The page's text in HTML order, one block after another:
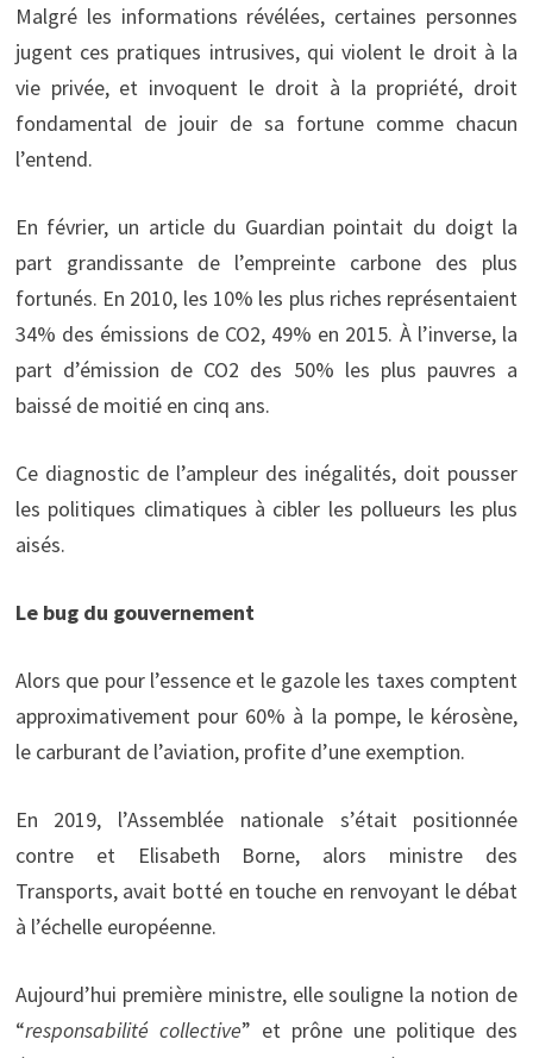
Malgré les informations révélées, certaines personnes
jugent ces pratiques intrusives, qui violent le droit à la
vie privée, et invoquent le droit à la propriété, droit
fondamental de jouir de sa fortune comme chacun
l’entend.
En février, un article du Guardian pointait du doigt la
part grandissante de l’empreinte carbone des plus
fortunés. En 2010, les 10% les plus riches représentaient
34% des émissions de CO2, 49% en 2015. À l’inverse, la
part d’émission de CO2 des 50% les plus pauvres a
baissé de moitié en cinq ans.
Ce diagnostic de l’ampleur des inégalités, doit pousser
les politiques climatiques à cibler les pollueurs les plus
aisés.
Le bug du gouvernement
Alors que pour l’essence et le gazole les taxes comptent
approximativement pour 60% à la pompe, le kérosène,
le carburant de l’aviation, profite d’une exemption.
En 2019, l’Assemblée nationale s’était positionnée
contre et Elisabeth Borne, alors ministre des
Transports, avait botté en touche en renvoyant le débat
à l’échelle européenne.
Aujourd’hui première ministre, elle souligne la notion de
“responsabilité collective” et prône une politique des